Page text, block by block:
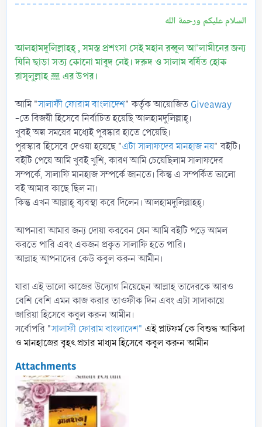
السلام عليكم ورحمة الله
আলহামদুলিল্লাহহ্ , সমস্ত প্রশংসা সেই মহান রব্বুল আ'লামীনের জন্য
যিনি ছাড়া সত্য কোনো মাবুদ নেই। দরুদ ও সালাম বর্ষিত হোক
রাসূলুল্লাহ ﷺ এর উপর।
আমি "সালাফী ফোরাম বাংলাদেশ" কর্তৃক আয়োজিত Giveaway
-তে বিজয়ী হিসেবে নির্বাচিত হয়েছি আলহামদুলিল্লাহ্।
খুবই অল্প সময়ের মধ্যেই পুরষ্কার হাতে পেয়েছি।
পুরস্কার হিসেবে দেওয়া হয়েছে "এটা সালাফদের মানহাজ নয়" বইটি।
বইটি পেয়ে আমি খুবই খুশি, কারণ আমি চেয়েছিলাম সালাফদের
সম্পর্কে, সালাফি মানহাজ সম্পর্কে জানতে। কিন্তু এ সম্পর্কিত ভালো
বই আমার কাছে ছিল না।
কিন্তু এখন আল্লাহ্ ব্যবস্থা করে দিলেন। আলহামদুলিল্লাহহ্।
আপনারা আমার জন্য দোয়া করবেন যেন আমি বইটি পড়ে আমল
করতে পারি এবং একজন প্রকৃত সালাফি হতে পারি।
আল্লাহ আপনাদের কেউ কবুল করুন আমীন।
যারা এই ভালো কাজের উদ্যোগ নিয়েছেন আল্লাহ তাদেরকে আরও
বেশি বেশি এমন কাজ করার তাওফীক দিন এবং এটা সাদাকায়ে
জারিয়া হিসেবে কবুল করুন আমীন।
সর্বোপরি "সালাফী ফোরাম বাংলাদেশ" এই প্লাটফর্ম কে বিশুদ্ধ আকিদা
ও মানহাজের বৃহৎ প্রচার মাধ্যম হিসেবে কবুল করুন আমীন
Attachments